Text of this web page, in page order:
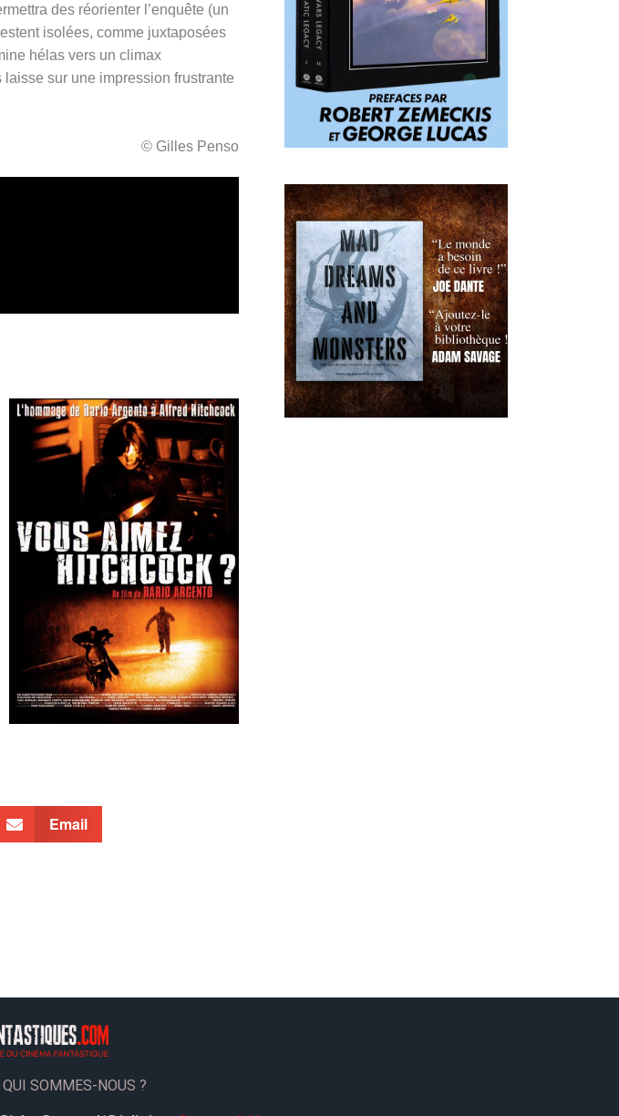
des réorienter l’enquête (un
isolées, comme juxtaposées
hélas vers un climax
sur une impression frustrante
© Gilles Penso
Email
QUI SOMMES-NOUS ?